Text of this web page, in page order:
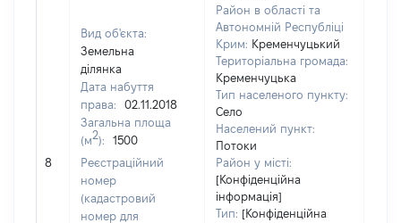
8
Вид об'єкта:
Земельна
ділянка
Дата набуття
права:
02.11.2018
Загальна площа
(м2):
1500
Реєстраційний
номер
(кадастровий
номер для
Район в області та
Автономній Республіці
Крим: Кременчуцький
Територіальна громада:
Кременчуцька
Тип населеного пункту:
Село
Населений пункт:
Потоки
Район у місті:
[Конфіденційна
інформація]
Тип: [Конфіденційна